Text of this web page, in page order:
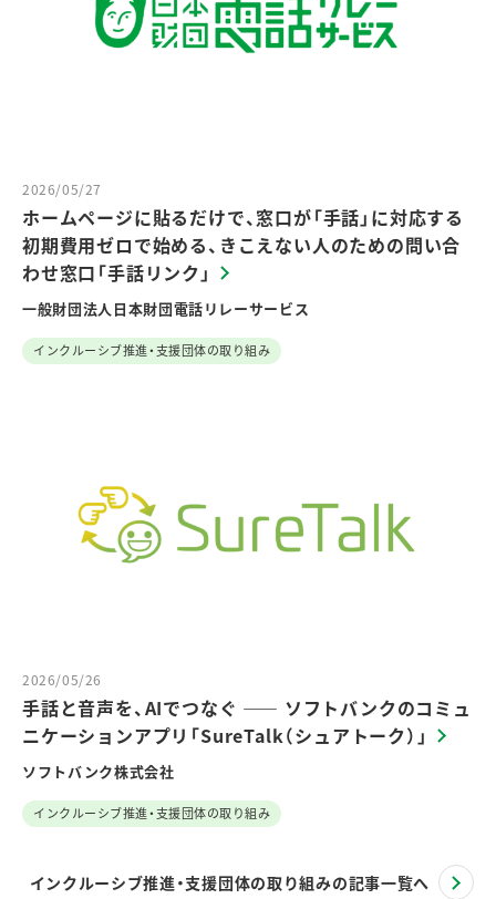
2026/05/27
ホームページに貼るだけで、窓口が「手話」に対応する
初期費用ゼロで始める、きこえない人のための問い合
わせ窓口「手話リンク」
一般財団法人日本財団電話リレーサービス
インクルーシブ推進・支援団体の取り組み
2026/05/26
手話と音声を、AIでつなぐ ―― ソフトバンクのコミュ
ニケーションアプリ「SureTalk（シュアトーク）」
ソフトバンク株式会社
インクルーシブ推進・支援団体の取り組み
インクルーシブ推進・支援団体の取り組みの記事一覧へ